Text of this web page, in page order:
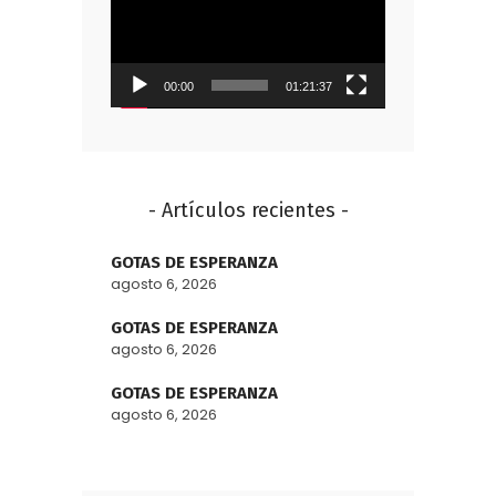
00:00 01:21:37
- Artículos recientes -
GOTAS DE ESPERANZA
agosto 6, 2026
GOTAS DE ESPERANZA
agosto 6, 2026
GOTAS DE ESPERANZA
agosto 6, 2026